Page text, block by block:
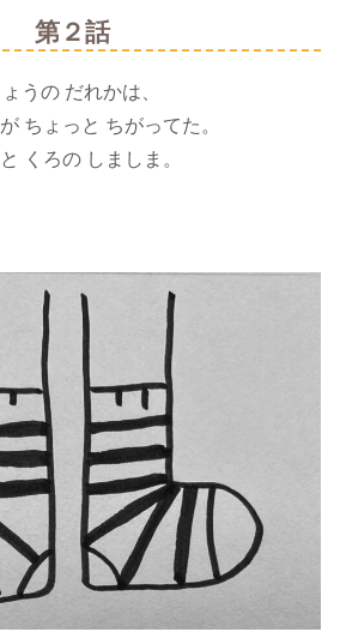
第２話
ょうの だれかは、
ちょっと ちがってた。
くろの しましま。